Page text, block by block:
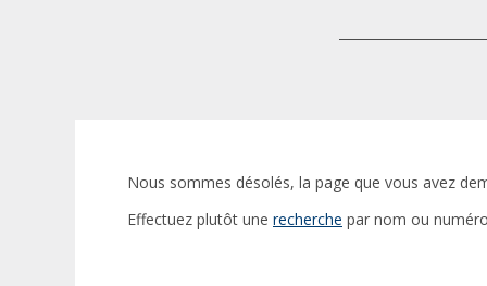
Nous sommes désolés, la page que vous avez
Effectuez plutôt une recherche par nom ou